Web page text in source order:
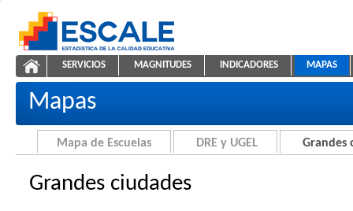
ESCALE - Unidad de Estadística Educativa
Grandes ciudades
NAVEGACIÓN
SERVICIOS MAGNITUDES INDICADORES MAPAS
Mapas
Mapa de Escuelas DRE y UGEL Grandes
Grandes ciudades